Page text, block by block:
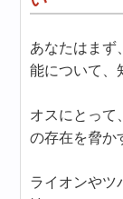
あなたはまず
能について、
オスにとって
の存在を脅か
ライオンやツ